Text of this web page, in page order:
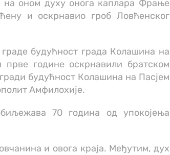
оном духу онога каплара Фрање
и оскрнавио гроб Ловћенског
будућност града Колашина на
године оскрнавили братском
будућност Колашина на Пасјем
Амфилохије.
70 година од упокојења
и овога краја. Међутим, дух